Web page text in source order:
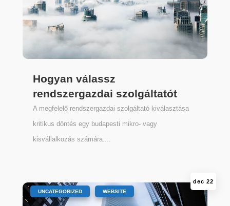
Hogyan válassz
rendszergazdai szolgáltatót
A megfelelő rendszergazdai szolgáltató kiválasztása
kritikus döntés egy budapesti mikro- vagy
kisvállalkozás számára....
dec 22
| UNCATEGORIZED , WEBSITE